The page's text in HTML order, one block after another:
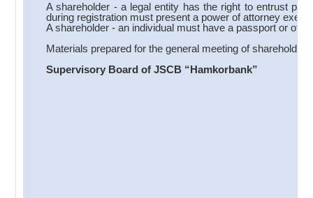
A shareholder - a legal entity has the right to entrust
during registration must present a power of attorney
A shareholder - an individual must have a passport or
Materials prepared for the general meeting of
Supervisory Board of JSCB “Hamkorbank”